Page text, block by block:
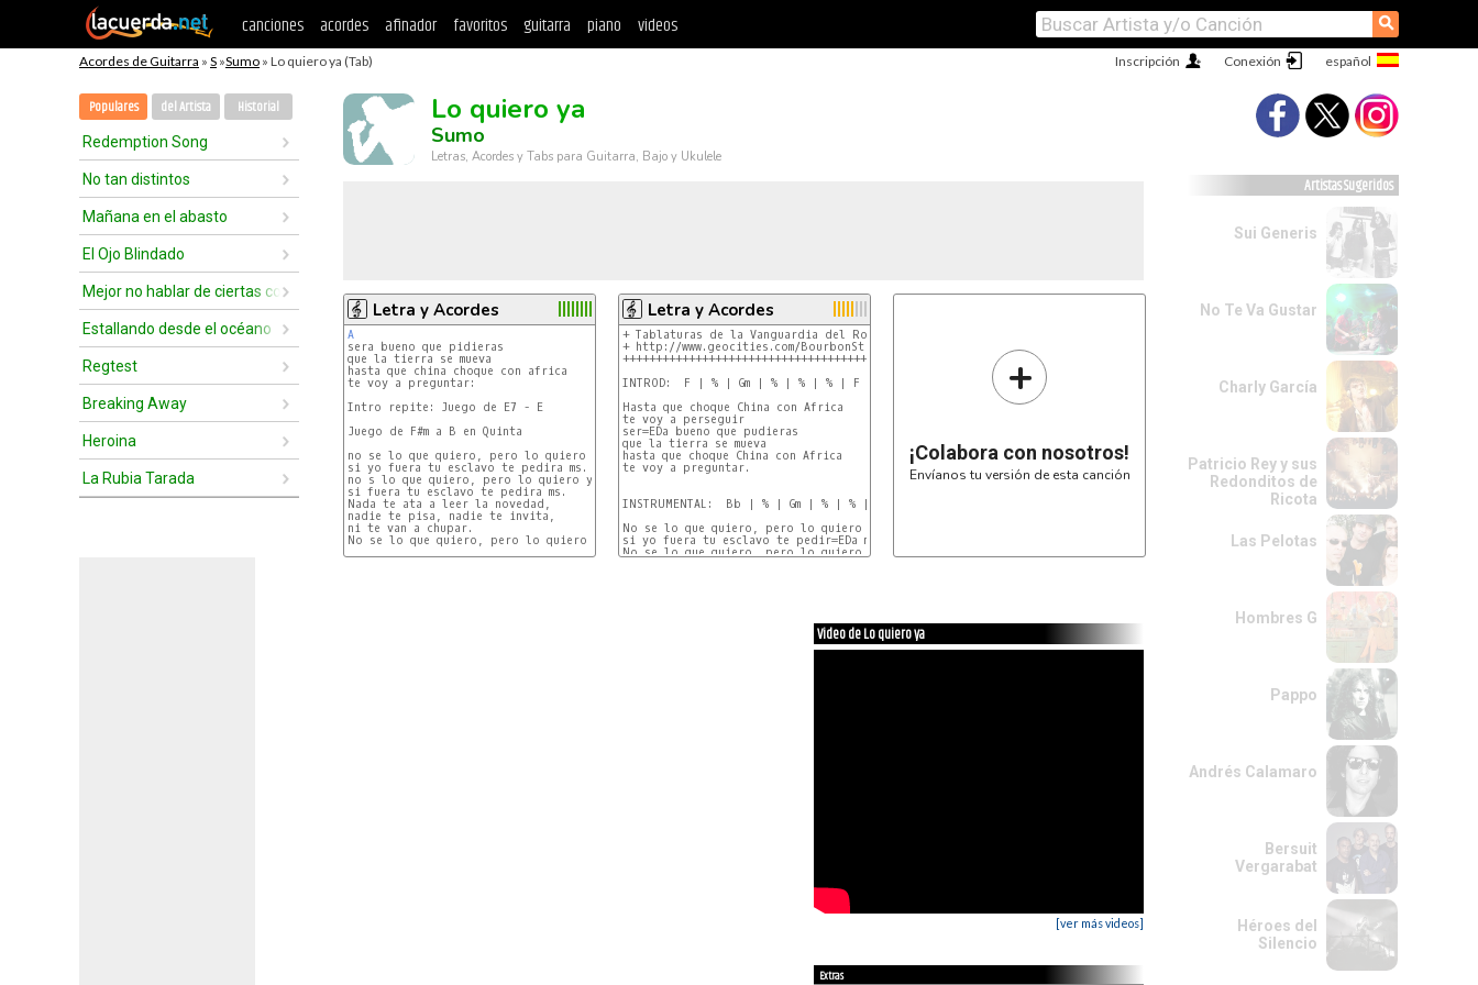
canciones acordes afinador favoritos guitarra piano videos ⚲
Acordes de Guitarra » S »Sumo » Lo quiero ya (Tab) Conexión
Inscripción
Populares del Artista Historial
Redemption Song
No tan distintos
Mañana en el abasto
El Ojo Blindado
Mejor no hablar de ciertas cosas
Estallando desde el océano
Regtest
Breaking Away
Heroina
La Rubia Tarada
Lo quiero ya
Sumo
Letras, Acordes y Tabs para Guitarra, Bajo y Ukulele
Letra y Acordes
A
que la tierra se mueva
hasta que china choque con africa
te voy a preguntar:
Intro repite: Juego de E7 - E
Juego de F#m a B en Quinta
no se lo que quiero, pero lo quiero ya
si yo fuera tu esclavo te pedira ms.
no s lo que quiero, pero lo quiero ya,
si fuera tu esclavo te pedira ms.
Nada te ata a leer la novedad,
nadie te pisa, nadie te invita,
ni te van a chupar.
No se lo que quiero, pero lo quiero ya.
Letra y Acordes
+ Tablaturas de la Vanguardia del Rock          +
+ http://www.geocities.com/BourbonStreet/6195/  +
+++++++++++++++++++++++++++++++++++++++++++++++++
INTROD:  F | % | Gm | % | % | % | F | % | Gm | % |
Hasta que choque China con Africa
te voy a perseguir
ser=EDa bueno que pudieras
que la tierra se mueva
hasta que choque China con Africa
te voy a preguntar.
INSTRUMENTAL:  Bb | % | Gm | % | % | % |
No se lo que quiero, pero lo quiero ya!
si yo fuera tu esclavo te pedir=EDa m=E1s
No se lo que quiero, pero lo quiero ya!
              -------- > 20 veces.
+
¡Colabora con nosotros!
Envíanos tu versión de esta canción
Video de Lo quiero ya
[ver más videos]
Extras
Artistas Sugeridos
Sui Generis
No Te Va Gustar
Charly García
Patricio Rey y sus
Redonditos de
Ricota
Las Pelotas
Hombres G
Pappo
Andrés Calamaro
Bersuit
Vergarabat
Héroes del
Silencio